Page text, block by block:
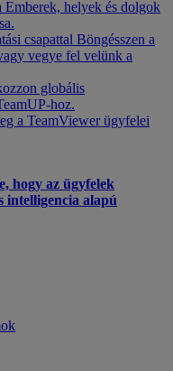
Emberek, helyek és dolgok
csapattal Böngésszen a
vegye fel velünk a
globális
hoz.
a TeamViewer ügyfelei
hogy az ügyfelek
intelligencia alapú